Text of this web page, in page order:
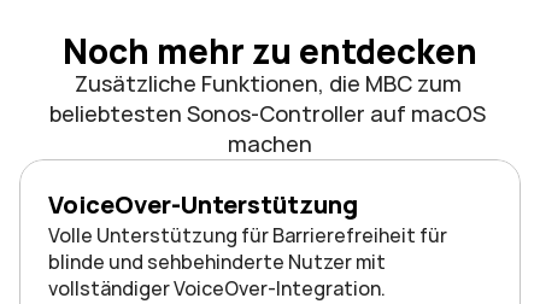
Noch mehr zu entdecken
Zusätzliche Funktionen, die MBC zum
beliebtesten Sonos-Controller auf macOS
machen
VoiceOver-Unterstützung
Volle Unterstützung für Barrierefreiheit für
blinde und sehbehinderte Nutzer mit
vollständiger VoiceOver-Integration.